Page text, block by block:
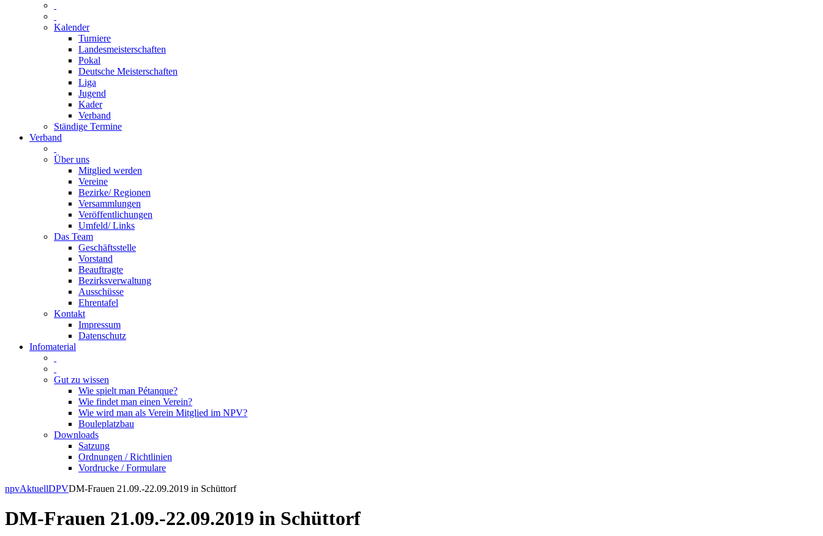
Kalender
Turniere
Landesmeisterschaften
Pokal
Deutsche Meisterschaften
Liga
Jugend
Kader
Verband
Ständige Termine
Verband
Über uns
Mitglied werden
Vereine
Bezirke/ Regionen
Versammlungen
Veröffentlichungen
Umfeld/ Links
Das Team
Geschäftsstelle
Vorstand
Beauftragte
Bezirksverwaltung
Ausschüsse
Ehrentafel
Kontakt
Impressum
Datenschutz
Infomaterial
Gut zu wissen
Wie spielt man Pétanque?
Wie findet man einen Verein?
Wie wird man als Verein Mitglied im NPV?
Bouleplatzbau
Downloads
Satzung
Ordnungen / Richtlinien
Vordrucke / Formulare
Skip
content
npvAktuellDPVDM-Frauen 21.09.-22.09.2019 in Schüttorf
DM-Frauen 21.09.-22.09.2019 in Schüttorf